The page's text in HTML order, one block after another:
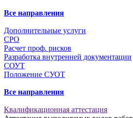
Все направления
Дополнительные услуги
СРО
Расчет проф. рисков
Разработка внутренней документации
СОУТ
Положение СУОТ
Все направления
Квалификационная аттестация